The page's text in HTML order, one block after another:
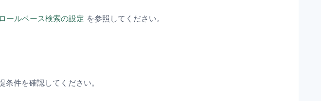
ロールベース検索の設定 を参照してください。
件を確認してください。